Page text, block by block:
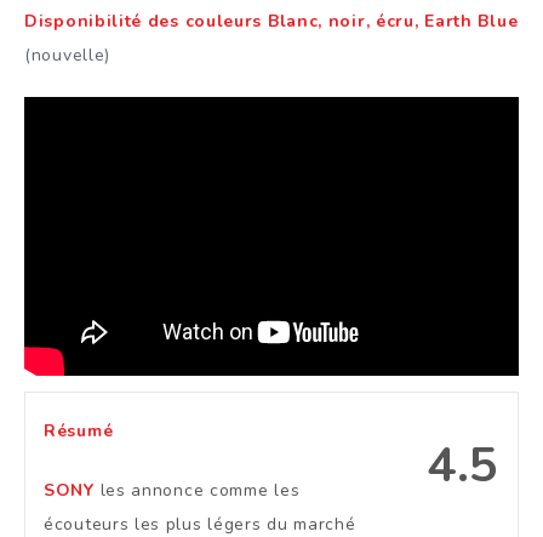
Disponibilité des couleurs Blanc, noir, écru, Earth Blue
(nouvelle)
4.5
Résumé
SONY les annonce comme les
écouteurs les plus légers du marché